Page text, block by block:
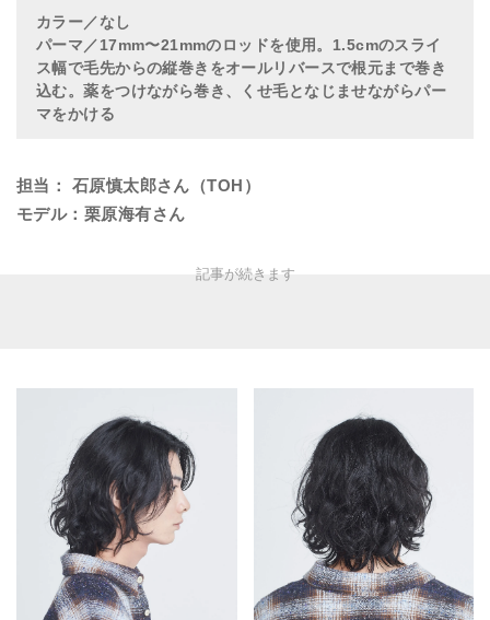
カラー／なし
パーマ／17mm〜21mmのロッドを使用。1.5cmのスライ
ス幅で毛先からの縦巻きをオールリバースで根元まで巻き
込む。薬をつけながら巻き、くせ毛となじませながらパー
マをかける
担当： 石原慎太郎さん（TOH）
モデル：栗原海有さん